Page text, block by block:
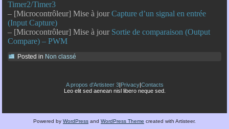
Timer2/Timer3
– [Microcontrôleur] Mise à jourCapture d’un signal en entrée
(Input Capture)
– [Microcontrôleur] Mise à jour Sortie de comparaison (Output
Compare) – PWM
Posted in Non classé
A propos d'Artisteer 3|Privacy|Contacts
Leo elit sed aenean nisl libero neque sed.
Powered by WordPress and WordPress Theme created with Artisteer.